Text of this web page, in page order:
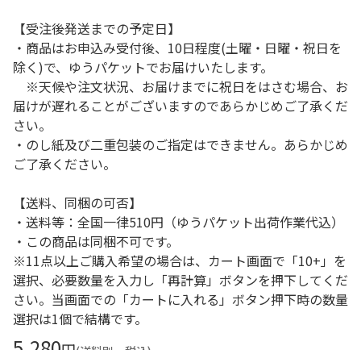
【受注後発送までの予定日】
・商品はお申込み受付後、10日程度(土曜・日曜・祝日を
除く)で、ゆうパケットでお届けいたします。
※天候や注文状況、お届けまでに祝日をはさむ場合、お
届けが遅れることがございますのであらかじめご了承くだ
さい。
・のし紙及び二重包装のご指定はできません。あらかじめ
ご了承ください。
【送料、同梱の可否】
・送料等：全国一律510円（ゆうパケット出荷作業代込）
・この商品は同梱不可です。
※11点以上ご購入希望の場合は、カート画面で「10+」を
選択、必要数量を入力し「再計算」ボタンを押下してくだ
さい。当画面での「カートに入れる」ボタン押下時の数量
選択は1個で結構です。